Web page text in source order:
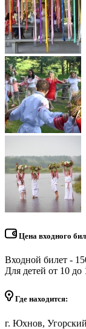
Цена входного
Входной билет -
Для детей от 10 до
Где находится:
г. Юхнов,